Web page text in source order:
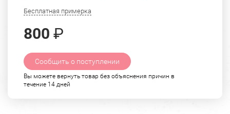
Бесплатная примерка
800 ₽
Сообщить о поступлении
Вы можете вернуть товар без объяснения причин в
течение 14 дней